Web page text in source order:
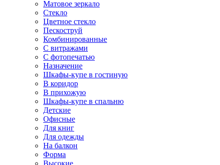
Матовое зеркало
Стекло
Цветное стекло
Пескоструй
Комбинированные
С витражами
С фотопечатью
Назначение
Шкафы-купе в гостиную
В коридор
В прихожую
Шкафы-купе в спальню
Детские
Офисные
Для книг
Для одежды
На балкон
Форма
Высокие